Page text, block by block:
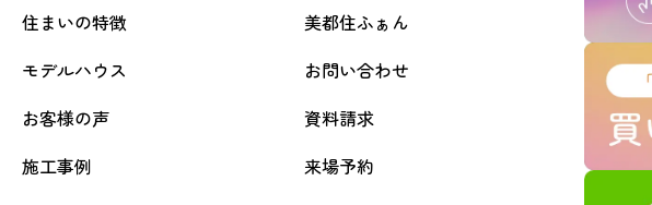
住まいの特徴
モデルハウス
お客様の声
施工事例
美都住ふぁん
お問い合わせ
資料請求
来場予約